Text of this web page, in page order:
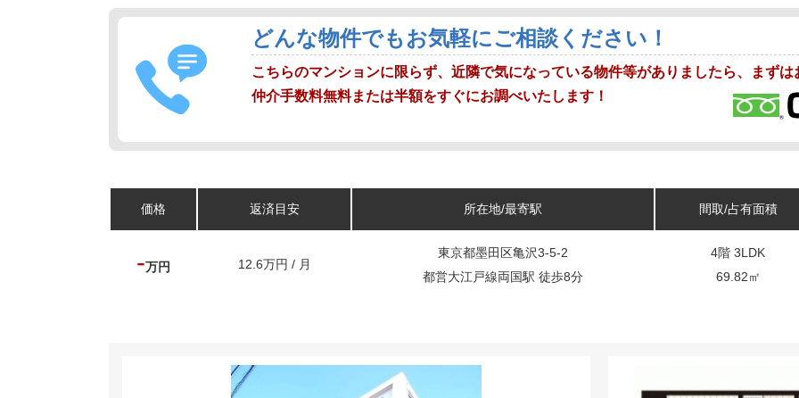
どんな物件でもお気軽にご相談ください！
こちらのマンションに限らず、近隣で気になっている物件等がありましたら、まず
仲介手数料無料または半額をすぐにお調べいたします！
価格 返済目安 所在地/最寄駅 間取/占有面積
-万円 12.6万円 / 月
東京都墨田区亀沢3-5-2
都営大江戸線両国駅 徒歩8分
4階 3LDK
69.82㎡